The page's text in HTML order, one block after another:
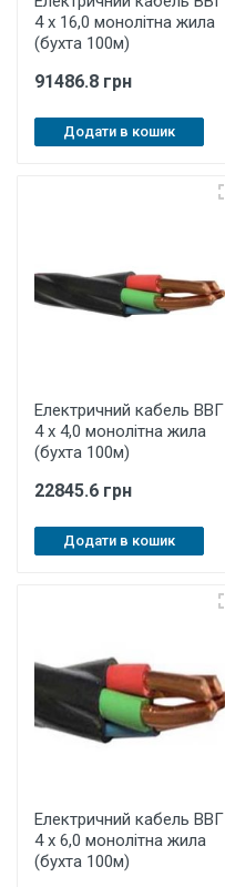
4 х 16,0 монолітна жила
(бухта 100м)
91486.8 грн
Додати в кошик
Електричний кабель ВВГ
4 х 4,0 монолітна жила
(бухта 100м)
22845.6 грн
Додати в кошик
Електричний кабель ВВГ
4 х 6,0 монолітна жила
(бухта 100м)